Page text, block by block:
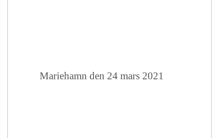
Mariehamn den 24 mars 2021